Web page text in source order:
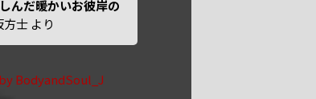
んだ暖かいお彼岸の
方士 より
BodyandSoul_J